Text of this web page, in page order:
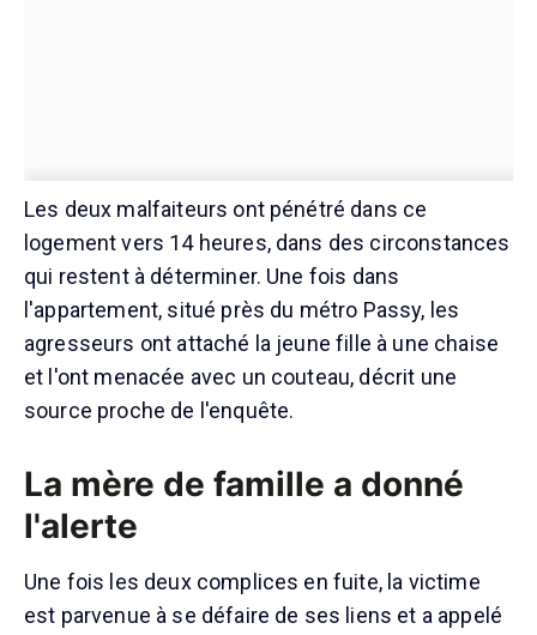
Les deux malfaiteurs ont pénétré dans ce
logement vers 14 heures, dans des circonstances
qui restent à déterminer. Une fois dans
l'appartement, situé près du métro Passy, les
agresseurs ont attaché la jeune fille à une chaise
et l'ont menacée avec un couteau, décrit une
source proche de l'enquête.
La mère de famille a donné
l'alerte
Une fois les deux complices en fuite, la victime
est parvenue à se défaire de ses liens et a appelé